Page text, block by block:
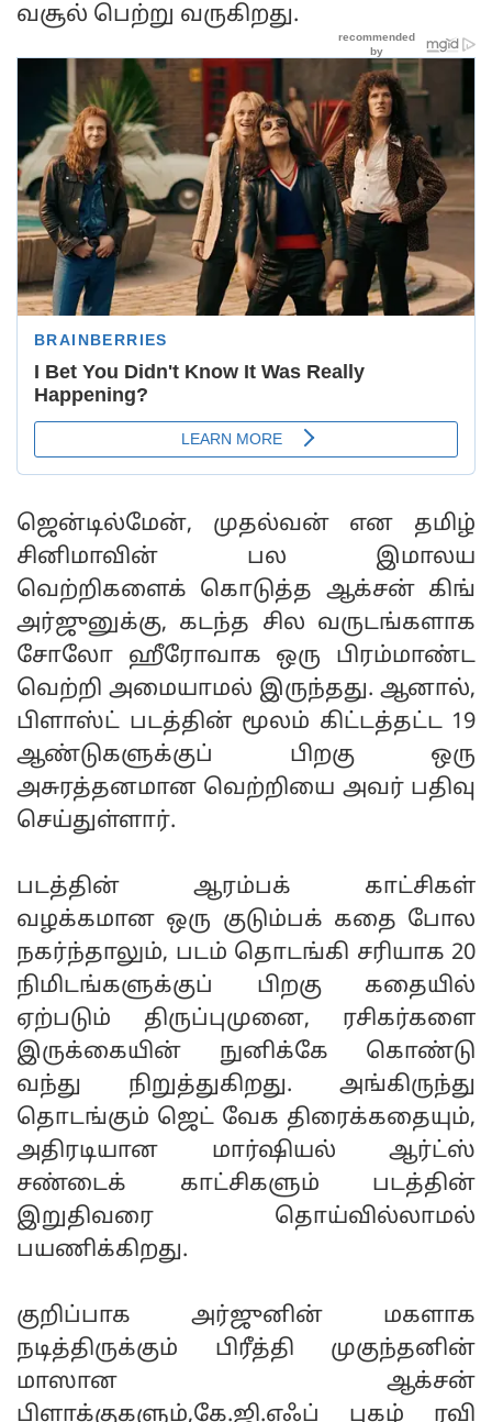
வசூல் பெற்று வருகிறது.
ஜென்டில்மேன், முதல்வன் என தமிழ்
சினிமாவின் பல இமாலய
வெற்றிகளைக் கொடுத்த ஆக்சன் கிங்
அர்ஜுனுக்கு, கடந்த சில வருடங்களாக
சோலோ ஹீரோவாக ஒரு பிரம்மாண்ட
வெற்றி அமையாமல் இருந்தது. ஆனால்,
பிளாஸ்ட் படத்தின் மூலம் கிட்டத்தட்ட 19
ஆண்டுகளுக்குப் பிறகு ஒரு
அசுரத்தனமான வெற்றியை அவர் பதிவு
செய்துள்ளார்.
படத்தின் ஆரம்பக் காட்சிகள்
வழக்கமான ஒரு குடும்பக் கதை போல
நகர்ந்தாலும், படம் தொடங்கி சரியாக 20
நிமிடங்களுக்குப் பிறகு கதையில்
ஏற்படும் திருப்புமுனை, ரசிகர்களை
இருக்கையின் நுனிக்கே கொண்டு
வந்து நிறுத்துகிறது. அங்கிருந்து
தொடங்கும் ஜெட் வேக திரைக்கதையும்,
அதிரடியான மார்ஷியல் ஆர்ட்ஸ்
சண்டைக் காட்சிகளும் படத்தின்
இறுதிவரை தொய்வில்லாமல்
பயணிக்கிறது.
குறிப்பாக அர்ஜுனின் மகளாக
நடித்திருக்கும் பிரீத்தி முகுந்தனின்
மாஸான ஆக்சன்
பிளாக்குகளும்,கே.ஜி.எஃப் புகழ் ரவி